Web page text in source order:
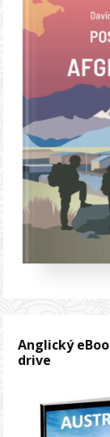
Anglický
drive